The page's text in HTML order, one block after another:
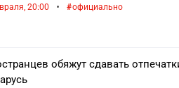
20:00 • официально
обяжут сдавать